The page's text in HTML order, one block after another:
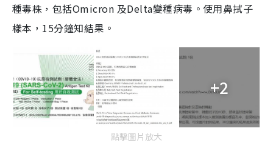
種毒株，包括Omicron 及Delta變種病毒。使用鼻拭子
樣本，15分鐘知結果。
+2
點擊圖片放大